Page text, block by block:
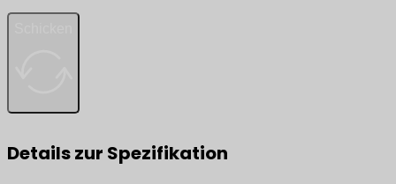
Details zur Spezifikation